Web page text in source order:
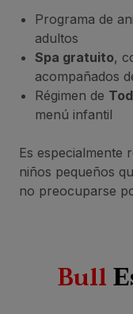
Programa de
adultos
Spa gratuito,
acompañados
Régimen de
menú infantil
Es especialmente
niños pequeños
no preocuparse
Bull